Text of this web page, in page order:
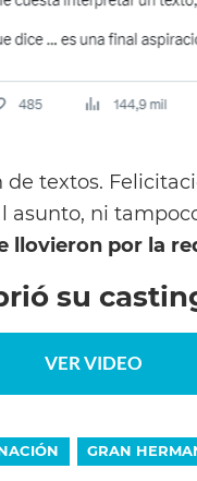
textos.
asunto, ni
llovieron por la
su
VER VIDEO
GRAN